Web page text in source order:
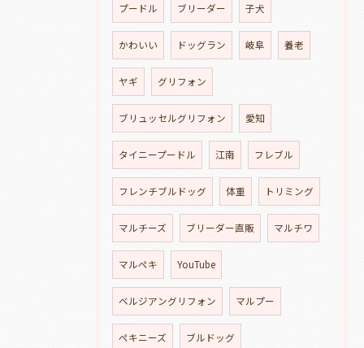
プードル ブリーダー 子犬
かわいい ドッグラン 岐阜 養老
ヤギ グリフォン
ブリュッセルグリフォン 愛知
タイニープードル 江南 フレブル
フレンチブルドッグ 体重 トリミング
マルチーズ ブリーダー直販 マルチワ
マルペキ YouTube
ベルジアングリフォン マルプー
ペキニーズ ブルドッグ